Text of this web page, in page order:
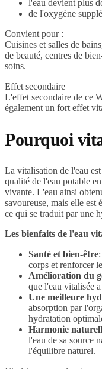
l'eau devient plus
de l'oxygène
Convient pour :
Cuisines et salles de
de beauté, centres de
soins.
Effet secondaire
L'effet secondaire de ce
également un fort effet
Pourquoi
La vitalisation de l'eau
qualité de l'eau potable
vivante. L'eau ainsi
savoureuse, mais elle est
ce qui se traduit par une
Les bienfaits de l'eau
Santé et bien-être
corps et renforcer
Amélioration du
que l'eau vitalisée
Une meilleure
absorption par
hydratation
Harmonie
l'eau de sa source
l'équilibre naturel.